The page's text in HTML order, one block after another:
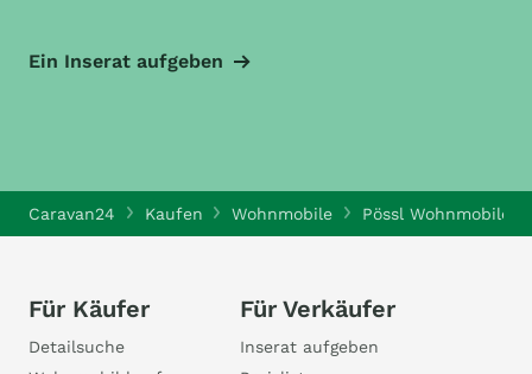
Ein Inserat aufgeben
Caravan24 Kaufen Wohnmobile Pössl Wohnmobile
Für Käufer
Detailsuche
Für Verkäufer
Inserat aufgeben